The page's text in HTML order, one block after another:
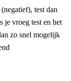
test dan
je vroeg test en het
zo snel mogelijk